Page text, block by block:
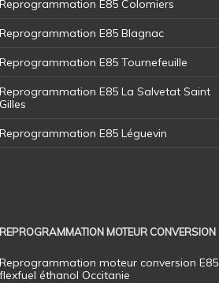
Reprogrammation E85 Colomiers
Reprogrammation E85 Blagnac
Reprogrammation E85 Tournefeuille
Reprogrammation E85 La Salvetat Saint
Gilles
Reprogrammation E85 Léguevin
REPROGRAMMATION MOTEUR CONVERSION
Reprogrammation moteur conversion E85
flexfuel éthanol Occitanie